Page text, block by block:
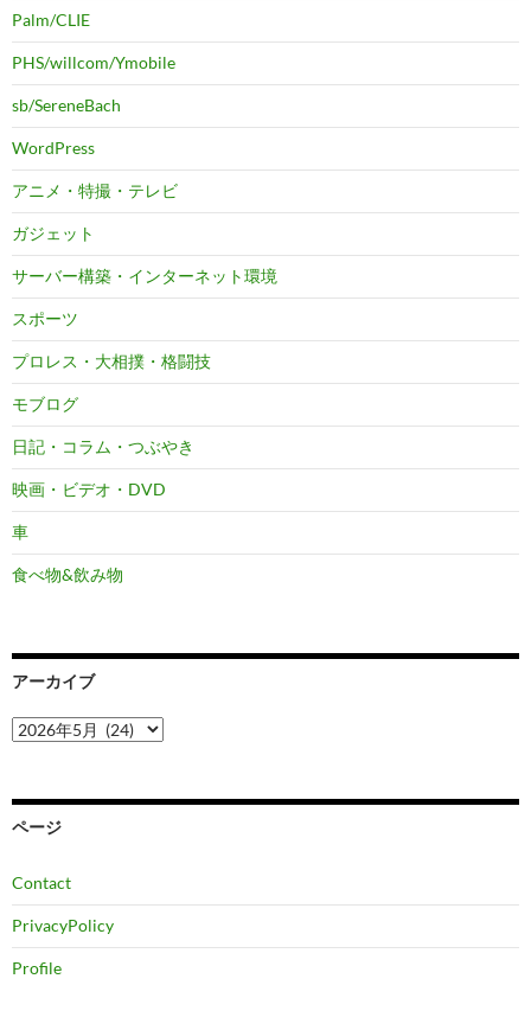
Palm/CLIE
PHS/willcom/Ymobile
sb/SereneBach
WordPress
アニメ・特撮・テレビ
ガジェット
サーバー構築・インターネット環境
スポーツ
プロレス・大相撲・格闘技
モブログ
日記・コラム・つぶやき
映画・ビデオ・DVD
車
食べ物&飲み物
アーカイブ
ア
ー
ブ
ページ
Contact
PrivacyPolicy
Profile